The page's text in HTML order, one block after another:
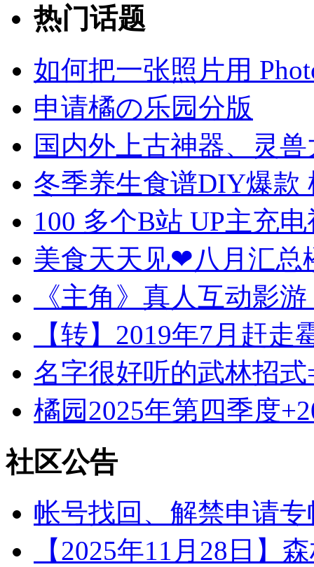
热门话题
如何把一张照片用
申请橘の乐园分版
国内外上古神器、灵
冬季养生食谱DIY爆款
100 多个B站 UP主充
美食天天见❤八月汇总
《主角》真人互动影
【转】2019年7月赶走
名字很好听的武林招式
橘园2025年第四季度
社区公告
帐号找回、解禁申请专
【2025年11月28日】